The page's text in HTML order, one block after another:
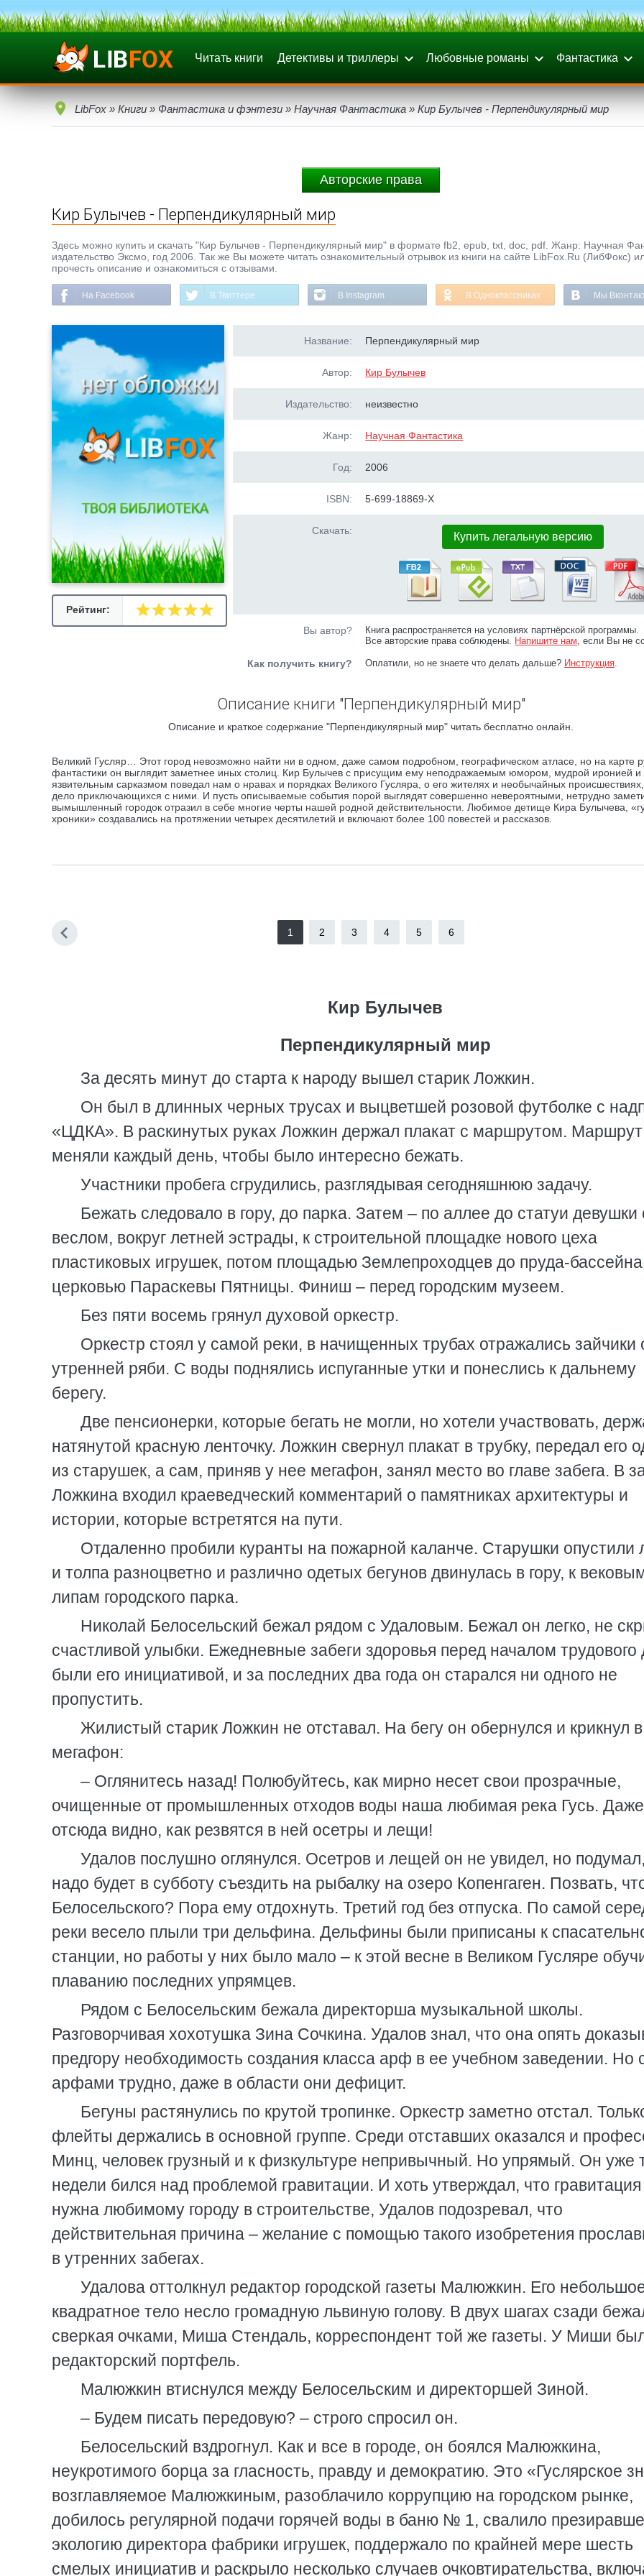
Читать книги Детективы и триллеры Любовные романы Фантастика
LibFox » Книги » Фантастика и фэнтези » Научная Фантастика » Кир Булычев - Перпендикулярный мир
Авторские права
Кир Булычев - Перпендикулярный мир
Здесь можно купить и скачать "Кир Булычев - Перпендикулярный мир" в формате fb2, epub, txt, doc, pdf. Жанр: Научная
издательство Эксмо, год 2006. Так же Вы можете читать ознакомительный отрывок из книги на сайте LibFox.Ru (ЛибФокс)
прочесть описание и ознакомиться с отзывами.
На Facebook В Твиттере В Instagram В Одноклассниках Мы
Рейтинг:
Название: Перпендикулярный мир
Автор: Кир Булычев
Издательство: неизвестно
Жанр: Научная Фантастика
Год: 2006
ISBN: 5-699-18869-Х
Скачать: Купить легальную версию
Вы автор?
Книга распространяется на условиях партнёрской программы.
Все авторские права соблюдены. Напишите нам, если Вы не
Как получить книгу? Оплатили, но не знаете что делать дальше? Инструкция.
Описание книги "Перпендикулярный мир"
Описание и краткое содержание "Перпендикулярный мир" читать бесплатно онлайн.
Великий Гусляр… Этот город невозможно найти ни в одном, даже самом подробном, географическом атласе, но на карте
фантастики он выглядит заметнее иных столиц. Кир Булычев с присущим ему неподражаемым юмором, мудрой иронией и
язвительным сарказмом поведал нам о нравах и порядках Великого Гусляра, о его жителях и необычайных
дело приключающихся с ними. И пусть описываемые события порой выглядят совершенно невероятными, нетрудно
вымышленный городок отразил в себе многие черты нашей родной действительности. Любимое детище Кира Булычева,
хроники» создавались на протяжении четырех десятилетий и включают более 100 повестей и рассказов.
1 2 3 4 5 6
Кир Булычев
Перпендикулярный мир
За десять минут до старта к народу вышел старик Ложкин.
Он был в длинных черных трусах и выцветшей розовой футболке с
«ЦДКА». В раскинутых руках Ложкин держал плакат с маршрутом. Маршрут
меняли каждый день, чтобы было интересно бежать.
Участники пробега сгрудились, разглядывая сегодняшнюю задачу.
Бежать следовало в гору, до парка. Затем – по аллее до статуи девушки
веслом, вокруг летней эстрады, к строительной площадке нового цеха
пластиковых игрушек, потом площадью Землепроходцев до пруда-
церковью Параскевы Пятницы. Финиш – перед городским музеем.
Без пяти восемь грянул духовой оркестр.
Оркестр стоял у самой реки, в начищенных трубах отражались зайчики
утренней ряби. С воды поднялись испуганные утки и понеслись к дальнему
берегу.
Две пенсионерки, которые бегать не могли, но хотели участвовать,
натянутой красную ленточку. Ложкин свернул плакат в трубку, передал его
из старушек, а сам, приняв у нее мегафон, занял место во главе забега. В
Ложкина входил краеведческий комментарий о памятниках архитектуры и
истории, которые встретятся на пути.
Отдаленно пробили куранты на пожарной каланче. Старушки опустили
и толпа разноцветно и различно одетых бегунов двинулась в гору, к
липам городского парка.
Николай Белосельский бежал рядом с Удаловым. Бежал он легко, не
счастливой улыбки. Ежедневные забеги здоровья перед началом трудового
были его инициативой, и за последних два года он старался ни одного не
пропустить.
Жилистый старик Ложкин не отставал. На бегу он обернулся и крикнул в
мегафон:
– Оглянитесь назад! Полюбуйтесь, как мирно несет свои прозрачные,
очищенные от промышленных отходов воды наша любимая река Гусь. Даже
отсюда видно, как резвятся в ней осетры и лещи!
Удалов послушно оглянулся. Осетров и лещей он не увидел, но
надо будет в субботу съездить на рыбалку на озеро Копенгаген. Позвать,
Белосельского? Пора ему отдохнуть. Третий год без отпуска. По самой
реки весело плыли три дельфина. Дельфины были приписаны к
станции, но работы у них было мало – к этой весне в Великом Гусляре
плаванию последних упрямцев.
Рядом с Белосельским бежала директорша музыкальной школы.
Разговорчивая хохотушка Зина Сочкина. Удалов знал, что она опять
предгору необходимость создания класса арф в ее учебном заведении. Но
арфами трудно, даже в области они дефицит.
Бегуны растянулись по крутой тропинке. Оркестр заметно отстал.
флейты держались в основной группе. Среди отставших оказался и
Минц, человек грузный и к физкультуре непривычный. Но упрямый. Он уже
недели бился над проблемой гравитации. И хоть утверждал, что гравитация
нужна любимому городу в строительстве, Удалов подозревал, что
действительная причина – желание с помощью такого изобретения
в утренних забегах.
Удалова оттолкнул редактор городской газеты Малюжкин. Его
квадратное тело несло громадную львиную голову. В двух шагах сзади
сверкая очками, Миша Стендаль, корреспондент той же газеты. У Миши
редакторский портфель.
Малюжкин втиснулся между Белосельским и директоршей Зиной.
– Будем писать передовую? – строго спросил он.
Белосельский вздрогнул. Как и все в городе, он боялся Малюжкина,
неукротимого борца за гласность, правду и демократию. Это «Гуслярское
возглавляемое Малюжкиным, разоблачило коррупцию на городском рынке,
добилось регулярной подачи горячей воды в баню № 1, свалило
экологию директора фабрики игрушек, поддержало по крайней мере шесть
смелых инициатив и раскрыло несколько случаев очковтирательства,